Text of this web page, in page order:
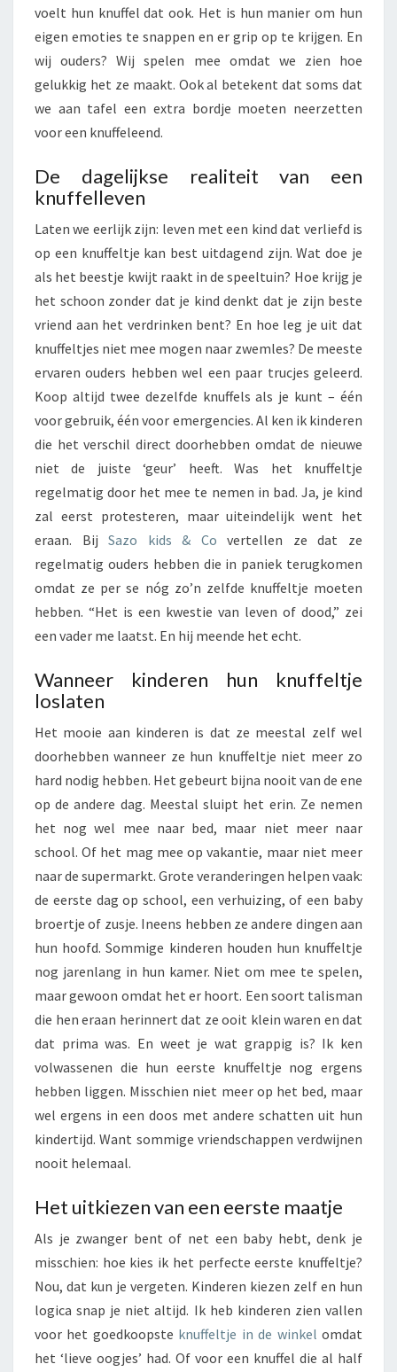
voelt hun knuffel dat ook. Het is hun manier om hun
eigen emoties te snappen en er grip op te krijgen. En
wij ouders? Wij spelen mee omdat we zien hoe
gelukkig het ze maakt. Ook al betekent dat soms dat
we aan tafel een extra bordje moeten neerzetten
voor een knuffeleend.
De dagelijkse realiteit van een
knuffelleven
Laten we eerlijk zijn: leven met een kind dat verliefd is
op een knuffeltje kan best uitdagend zijn. Wat doe je
als het beestje kwijt raakt in de speeltuin? Hoe krijg je
het schoon zonder dat je kind denkt dat je zijn beste
vriend aan het verdrinken bent? En hoe leg je uit dat
knuffeltjes niet mee mogen naar zwemles? De meeste
ervaren ouders hebben wel een paar trucjes geleerd.
Koop altijd twee dezelfde knuffels als je kunt – één
voor gebruik, één voor emergencies. Al ken ik kinderen
die het verschil direct doorhebben omdat de nieuwe
niet de juiste ‘geur’ heeft. Was het knuffeltje
regelmatig door het mee te nemen in bad. Ja, je kind
zal eerst protesteren, maar uiteindelijk went het
eraan. BijSazo kids & Co vertellen ze dat ze
regelmatig ouders hebben die in paniek terugkomen
omdat ze per se nóg zo’n zelfde knuffeltje moeten
hebben. “Het is een kwestie van leven of dood,” zei
een vader me laatst. En hij meende het echt.
Wanneer kinderen hun knuffeltje
loslaten
Het mooie aan kinderen is dat ze meestal zelf wel
doorhebben wanneer ze hun knuffeltje niet meer zo
hard nodig hebben. Het gebeurt bijna nooit van de ene
op de andere dag. Meestal sluipt het erin. Ze nemen
het nog wel mee naar bed, maar niet meer naar
school. Of het mag mee op vakantie, maar niet meer
naar de supermarkt. Grote veranderingen helpen vaak:
de eerste dag op school, een verhuizing, of een baby
broertje of zusje. Ineens hebben ze andere dingen aan
hun hoofd. Sommige kinderen houden hun knuffeltje
nog jarenlang in hun kamer. Niet om mee te spelen,
maar gewoon omdat het er hoort. Een soort talisman
die hen eraan herinnert dat ze ooit klein waren en dat
dat prima was. En weet je wat grappig is? Ik ken
volwassenen die hun eerste knuffeltje nog ergens
hebben liggen. Misschien niet meer op het bed, maar
wel ergens in een doos met andere schatten uit hun
kindertijd. Want sommige vriendschappen verdwijnen
nooit helemaal.
Het uitkiezen van een eerste maatje
Als je zwanger bent of net een baby hebt, denk je
misschien: hoe kies ik het perfecte eerste knuffeltje?
Nou, dat kun je vergeten. Kinderen kiezen zelf en hun
logica snap je niet altijd. Ik heb kinderen zien vallen
voor het goedkoopste knuffeltje in de winkel omdat
het ‘lieve oogjes’ had. Of voor een knuffel die al half